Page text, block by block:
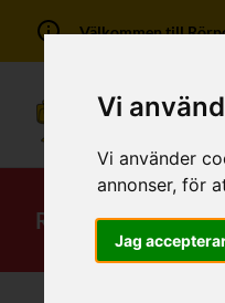
Vi
Vi använder
annonser, för
Jag
Välkommen till
RSK-Kategorier